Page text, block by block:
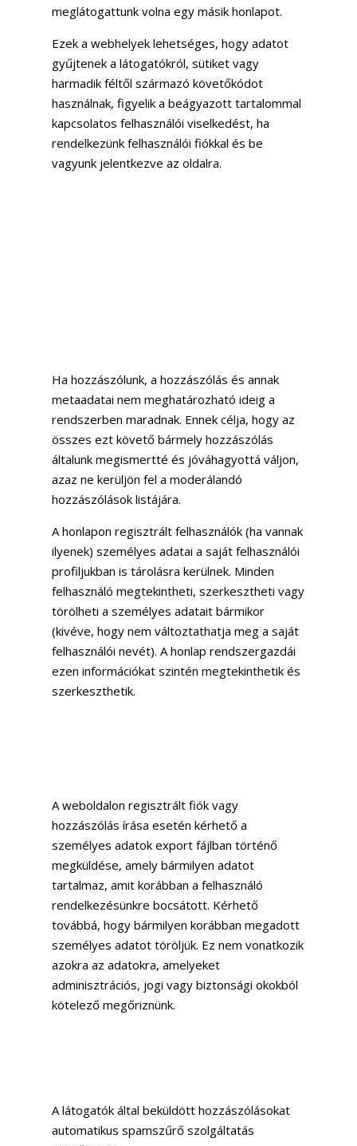
meglátogattunk volna egy másik honlapot.
Ezek a webhelyek lehetséges, hogy adatot
gyűjtenek a látogatókról, sütiket vagy
harmadik féltől származó követőkódot
használnak, figyelik a beágyazott tartalommal
kapcsolatos felhasználói viselkedést, ha
rendelkezünk felhasználói fiókkal és be
vagyunk jelentkezve az oldalra.
Ha hozzászólunk, a hozzászólás és annak
metaadatai nem meghatározható ideig a
rendszerben maradnak. Ennek célja, hogy az
összes ezt követő bármely hozzászólás
általunk megismertté és jóváhagyottá váljon,
azaz ne kerüljön fel a moderálandó
hozzászólások listájára.
A honlapon regisztrált felhasználók (ha vannak
ilyenek) személyes adatai a saját felhasználói
profiljukban is tárolásra kerülnek. Minden
felhasználó megtekintheti, szerkesztheti vagy
törölheti a személyes adatait bármikor
(kivéve, hogy nem változtathatja meg a saját
felhasználói nevét). A honlap rendszergazdái
ezen információkat szintén megtekinthetik és
szerkeszthetik.
A weboldalon regisztrált fiók vagy
hozzászólás írása esetén kérhető a
személyes adatok export fájlban történő
megküldése, amely bármilyen adatot
tartalmaz, amit korábban a felhasználó
rendelkezésünkre bocsátott. Kérhető
továbbá, hogy bármilyen korábban megadott
személyes adatot töröljük. Ez nem vonatkozik
azokra az adatokra, amelyeket
adminisztrációs, jogi vagy biztonsági okokból
kötelező megőriznünk.
A látogatók által beküldött hozzászólásokat
automatikus spamszűrő szolgáltatás